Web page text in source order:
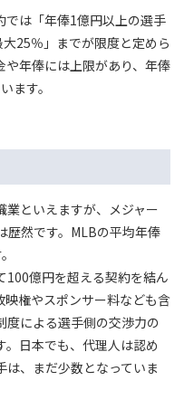
では「年俸1億円以上の選手
25％」までが限度と定めら
年俸には上限があり、年俸
ます。
業といえますが、メジャー
歴然です。MLBの平均年俸
100億円を超える契約を結ん
権やスポンサー料なども含
度による選手側の交渉力の
日本でも、代理人は認め
、まだ少数となっていま